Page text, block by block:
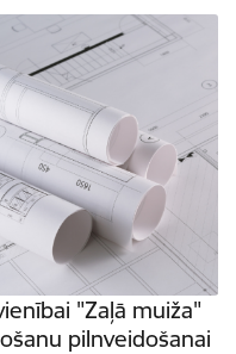
"Zaļā muiža"
pilnveidošanai